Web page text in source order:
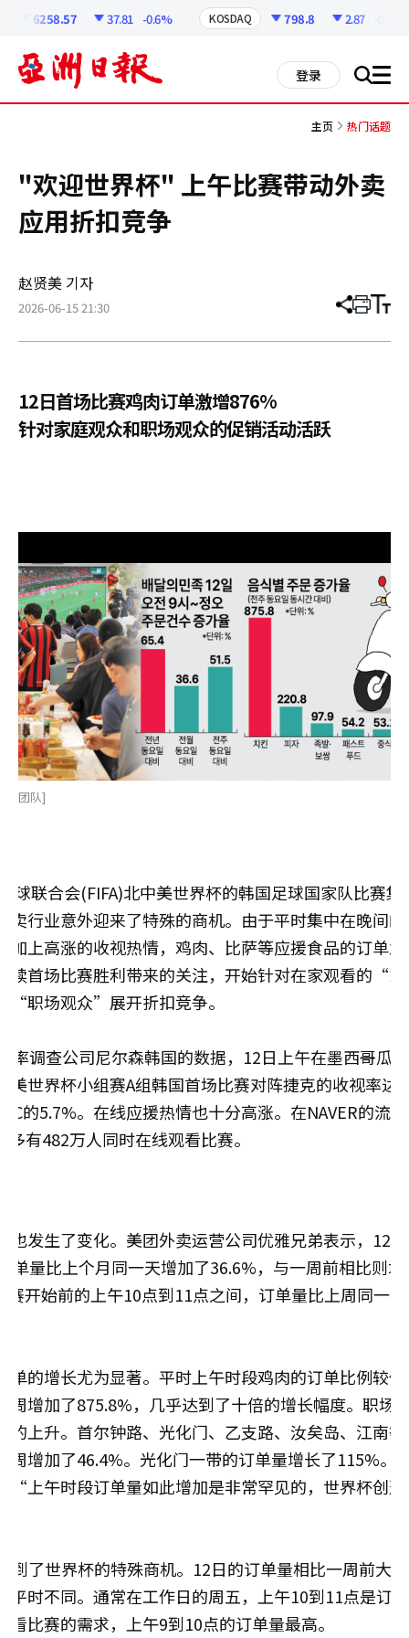
6258.57 37.81 -0.6% KOSDAQ 798.8 2.87 -0.36%
登录 搜 all
主页 热门话题
"欢迎世界杯" 上午比赛带动外卖
应用折扣竞争
赵贤美 기자
2026-06-15 21:30 分
章
打 调
小
12日首场比赛鸡肉订单激增876%
针对家庭观众和职场观众的促销活动活跃
术团队]
球联合会(FIFA)北中美世界杯的韩国足球国家队比赛
卖行业意外迎来了特殊的商机。由于平时集中在晚间
加上高涨的收视热情，鸡肉、比萨等应援食品的订单
续首场比赛胜利带来的关注，开始针对在家观看的“
“职场观众”展开折扣竞争。
率调查公司尼尔森韩国的数据，12日上午在墨西哥瓜
美世界杯小组赛A组韩国首场比赛对阵捷克的收视率达
的5.7%。在线应援热情也十分高涨。在NAVER的流
有482万人同时在线观看比赛。
也发生了变化。美团外卖运营公司优雅兄弟表示，12
单量比上个月同一天增加了36.6%，与一周前相比则
赛开始前的上午10点到11点之间，订单量比上周同一
单的增长尤为显著。平时上午时段鸡肉的订单比例较
周增加了875.8%，几乎达到了十倍的增长幅度。职场
的上升。首尔钟路、光化门、乙支路、汝矣岛、江南
周增加了46.4%。光化门一带的订单量增长了115%。
“上午时段订单量如此增加是非常罕见的，世界杯创
到了世界杯的特殊商机。12日的订单量相比一周前大
平时不同。通常在工作日的周五，上午10到11点是订
看比赛的需求，上午9到10点的订单量最高。